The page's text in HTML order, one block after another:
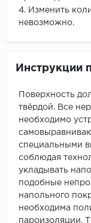
4. Изменить
невозможно.
Инструкции
Поверхность
твёрдой. Все
необходимо
специальными
соблюдая
укладывать
подобные
напольного
необходима
пароизоляции.